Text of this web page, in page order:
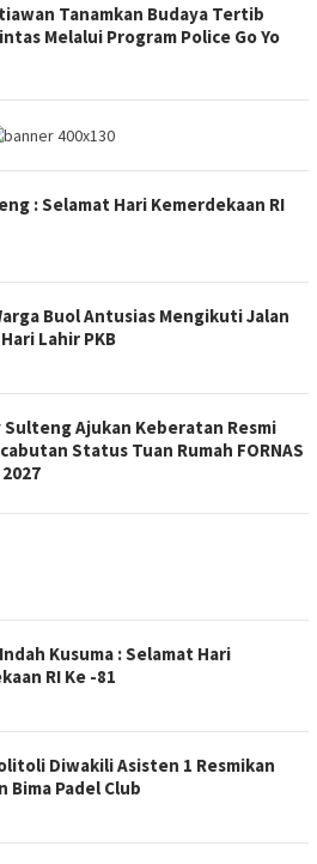
Tanamkan Budaya Tertib
Melalui Program Police Go Yo
: Selamat Hari Kemerdekaan RI
Buol Antusias Mengikuti Jalan
Lahir PKB
Sulteng Ajukan Keberatan Resmi
Status Tuan Rumah FORNAS
Kusuma : Selamat Hari
RI Ke -81
Diwakili Asisten 1 Resmikan
Bima Padel Club